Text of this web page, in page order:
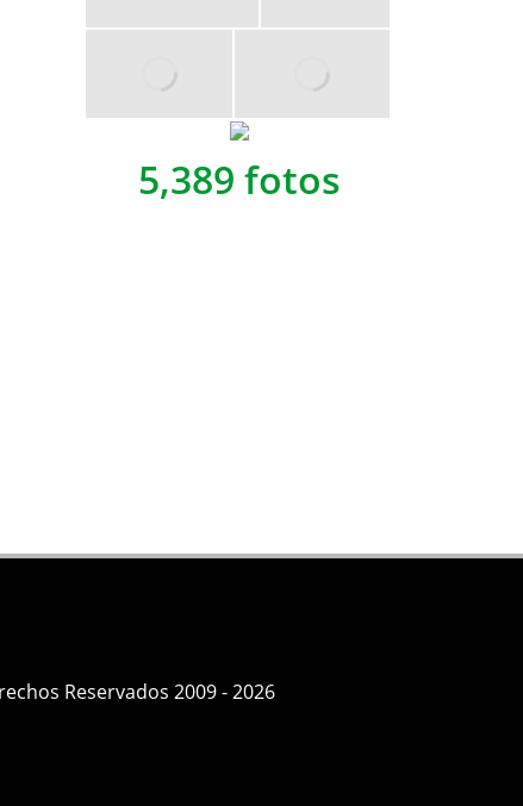
5,389 fotos
Reservados 2009 - 2026